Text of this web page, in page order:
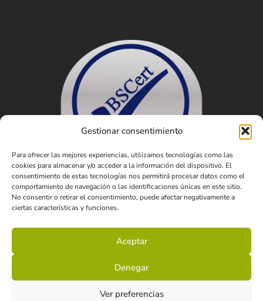
Gestionar consentimiento
Para ofrecer las mejores experiencias, utilizamos tecnologías como las
cookies para almacenar y/o acceder a la información del dispositivo. El
consentimiento de estas tecnologías nos permitirá procesar datos como el
comportamiento de navegación o las identificaciones únicas en este sitio.
No consentir o retirar el consentimiento, puede afectar negativamente a
ciertas características y funciones.
Aceptar
Denegar
Ver preferencias
© 2025 Crune.Mentions légalesPolitique de confidentialité